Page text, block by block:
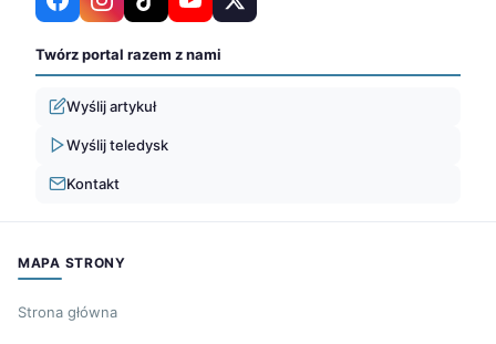
Twórz portal razem z nami
Wyślij artykuł
Wyślij teledysk
Kontakt
MAPA STRONY
Strona główna